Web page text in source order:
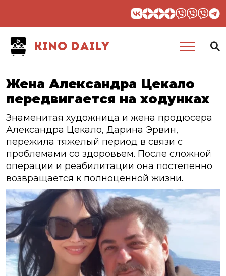
KINO DAILY
Жена Александра Цекало
передвигается на ходунках
Знаменитая художница и жена продюсера
Александра Цекало, Дарина Эрвин,
пережила тяжелый период в связи с
проблемами со здоровьем. После сложной
операции и реабилитации она постепенно
возвращается к полноценной жизни.